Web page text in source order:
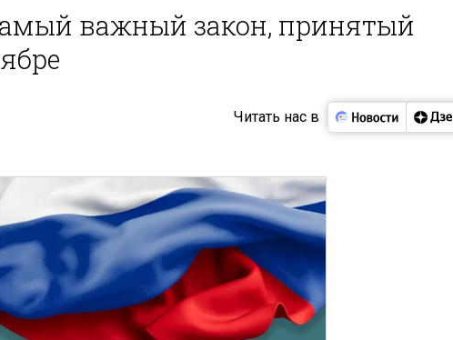
важный закон, принятый
Читать нас в